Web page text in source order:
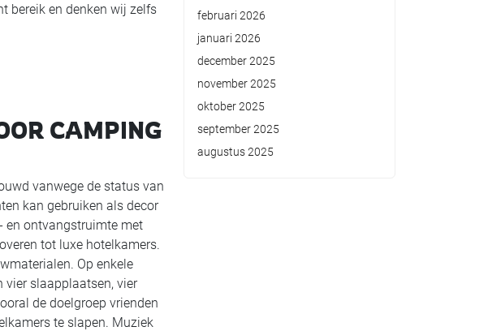
bereik en denken wij zelfs
CAMPING
vanwege de status van
kan gebruiken als decor
en ontvangstruimte met
tot luxe hotelkamers.
Op enkele
vier slaapplaatsen, vier
de doelgroep vrienden
te slapen. Muziek
februari 2026
januari 2026
december 2025
november 2025
oktober 2025
september 2025
augustus 2025